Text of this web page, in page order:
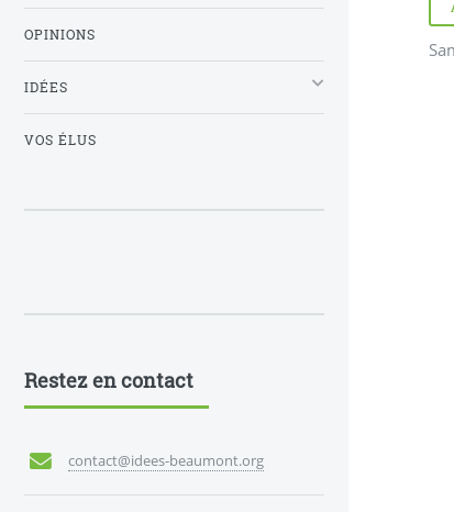
OPINIONS
IDÉES
VOS ÉLUS
Restez en contact
contact@idees-beaumont.org